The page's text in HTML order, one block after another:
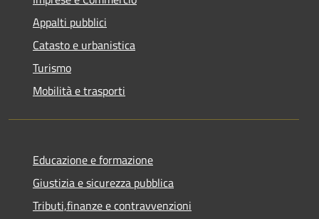
Appalti pubblici
Catasto e urbanistica
Turismo
Mobilità e trasporti
Educazione e formazione
Giustizia e sicurezza pubblica
Tributi,finanze e contravvenzioni